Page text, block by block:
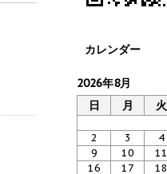
カレンダー
2026年8月
日
月 火
2
3 4
9
10 11
16
17 18